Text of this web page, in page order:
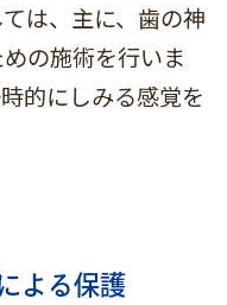
は、主に、歯の神
の施術を行いま
的にしみる感覚を
よる保護